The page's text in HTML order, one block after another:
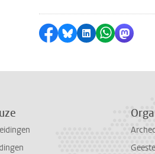
Delen op Facebook
Delen via Bluesky
Delen opDelen via
Delen